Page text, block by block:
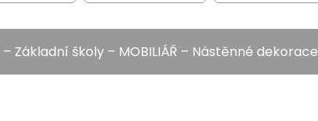
– Základní školy – MOBILIÁŘ – Nástěnné dekorace